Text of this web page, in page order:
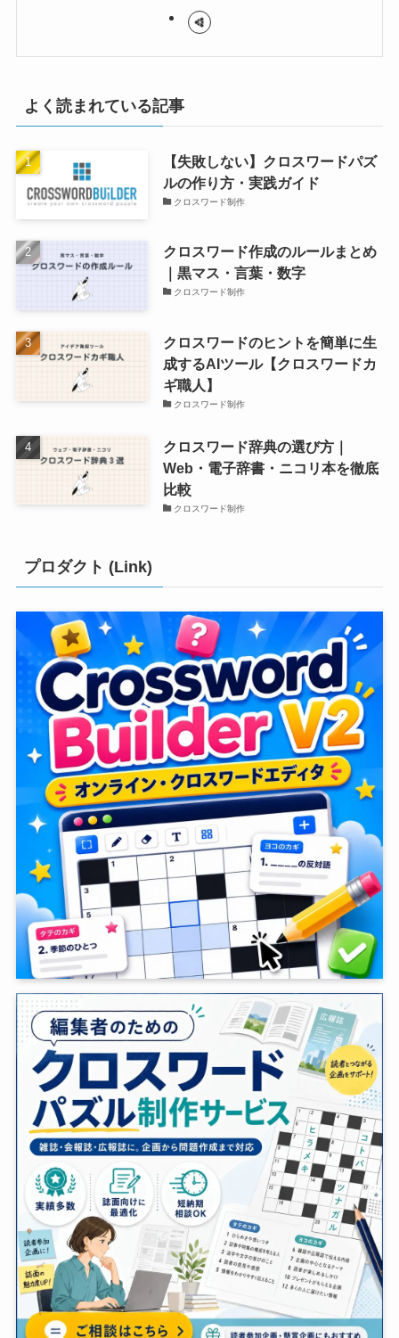
よく読まれている記事
【失敗しない】クロスワードパズ
ルの作り方・実践ガイド
クロスワード制作
クロスワード作成のルールまとめ
｜黒マス・言葉・数字
クロスワード制作
クロスワードのヒントを簡単に生
成するAIツール【クロスワードカ
ギ職人】
クロスワード制作
クロスワード辞典の選び方｜
Web・電子辞書・ニコリ本を徹底
比較
クロスワード制作
プロダクト (Link)